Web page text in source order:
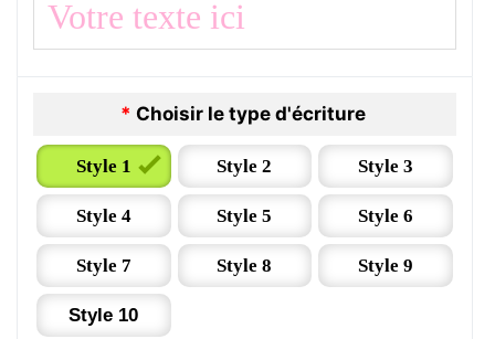
* Choisir le type d'écriture
Style 1 Style 2 Style 3
Style 4 Style 5 Style 6
Style 7 Style 8 Style 9
Style 10